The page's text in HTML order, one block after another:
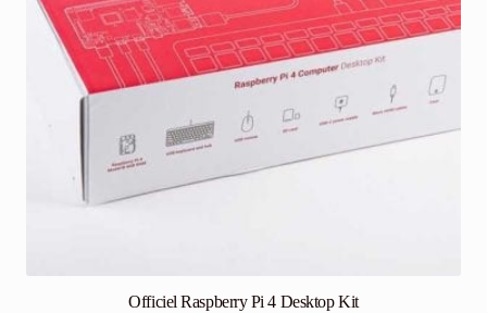
Officiel Raspberry Pi 4 Desktop Kit